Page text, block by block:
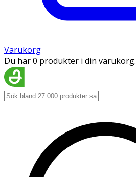
Varukorg
Du har 0 produkter i din varukorg.